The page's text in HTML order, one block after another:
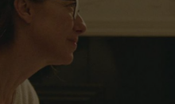
50 BEST
COLLECTIONS